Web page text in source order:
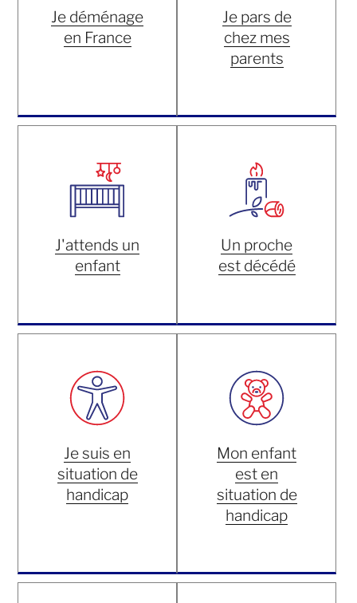
Je déménage
en France
Je pars de
chez mes
parents
J'attends un
enfant
Un proche
est décédé
Je suis en
situation de
handicap
Mon enfant
est en
situation de
handicap